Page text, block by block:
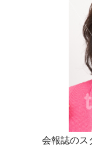
会報誌のス